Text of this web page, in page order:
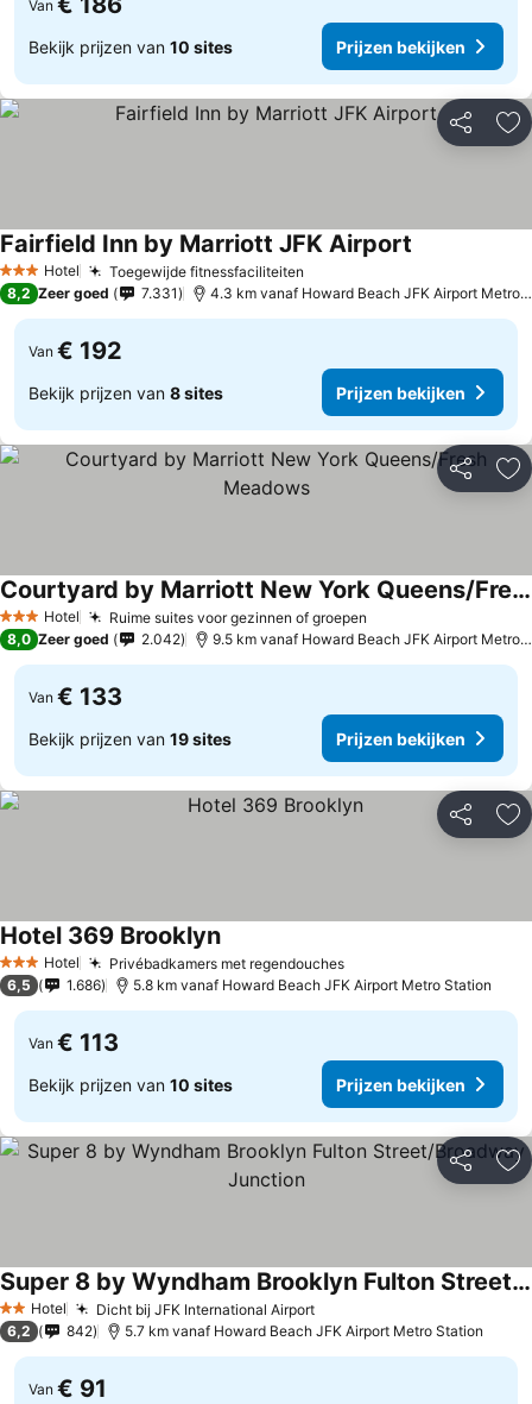
Van
Bekijk prijzen van 10 sites Prijzen bekijken
Delen
3 SterrenHotel Toegewijde fitnessfaciliteiten
Fairfield Inn by Marriott JFK Airport
8,2 Zeer goed 7.331 4.3 km vanaf Howard Beach JFK Airport Metro Station
Van € 192
Bekijk prijzen van 8 sites Prijzen bekijken
Delen
3 SterrenHotel Ruime suites voor gezinnen of groepen
Courtyard by Marriott New York Queens/Fresh Meadows
8,0 Zeer goed 2.042 9.5 km vanaf Howard Beach JFK Airport Metro Station
Van € 133
Bekijk prijzen van 19 sites Prijzen bekijken
Delen
3 SterrenHotel Privébadkamers met regendouches
Hotel 369 Brooklyn
6,5 1.686 5.8 km vanaf Howard Beach JFK Airport Metro Station
Van € 113
Bekijk prijzen van 10 sites Prijzen bekijken
Delen
2 Sterren
Hotel Dicht bij JFK International Airport
Super 8 by Wyndham Brooklyn Fulton Street/Broadway Junction
6,2 842 5.7 km vanaf Howard Beach JFK Airport Metro Station
Van € 91